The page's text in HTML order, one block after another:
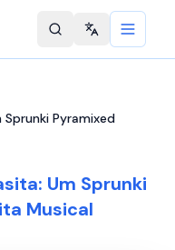
Change
Sprunki Pyramixed
Um Sprunki
Musical